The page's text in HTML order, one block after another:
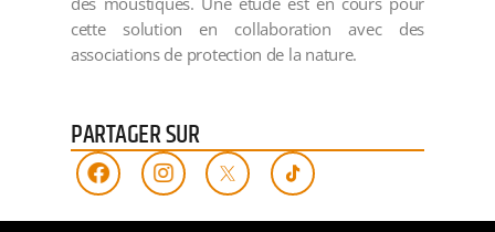
cette solution en collaboration avec des
associations de protection de la nature.
PARTAGER SUR